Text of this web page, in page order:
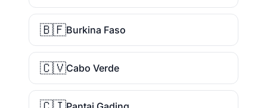
🇧🇫Burkina Faso
🇨🇻Cabo Verde